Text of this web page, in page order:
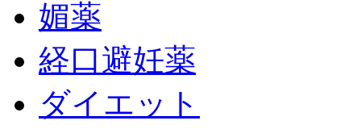
媚薬
経口避妊薬
ダイエット